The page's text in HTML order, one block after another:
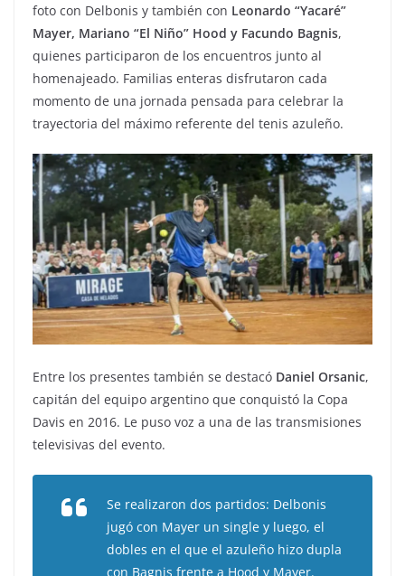
foto con Delbonis y también con Leonardo “Yacaré”
Mayer, Mariano “El Niño” Hood y Facundo Bagnis,
quienes participaron de los encuentros junto al
homenajeado. Familias enteras disfrutaron cada
momento de una jornada pensada para celebrar la
trayectoria del máximo referente del tenis azuleño.
Entre los presentes también se destacó Daniel Orsanic,
capitán del equipo argentino que conquistó la Copa
Davis en 2016. Le puso voz a una de las transmisiones
televisivas del evento.
Se realizaron dos partidos: Delbonis
jugó con Mayer un single y luego, el
dobles en el que el azuleño hizo dupla
con Bagnis frente a Hood y Mayer.